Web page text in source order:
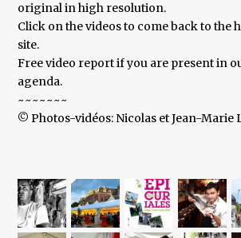
original in high resolution.
Click on the videos to come back to the
site.
Free video report if you are present in
agenda.
~~~~~~~
© Photos-vidéos: Nicolas et Jean-Marie